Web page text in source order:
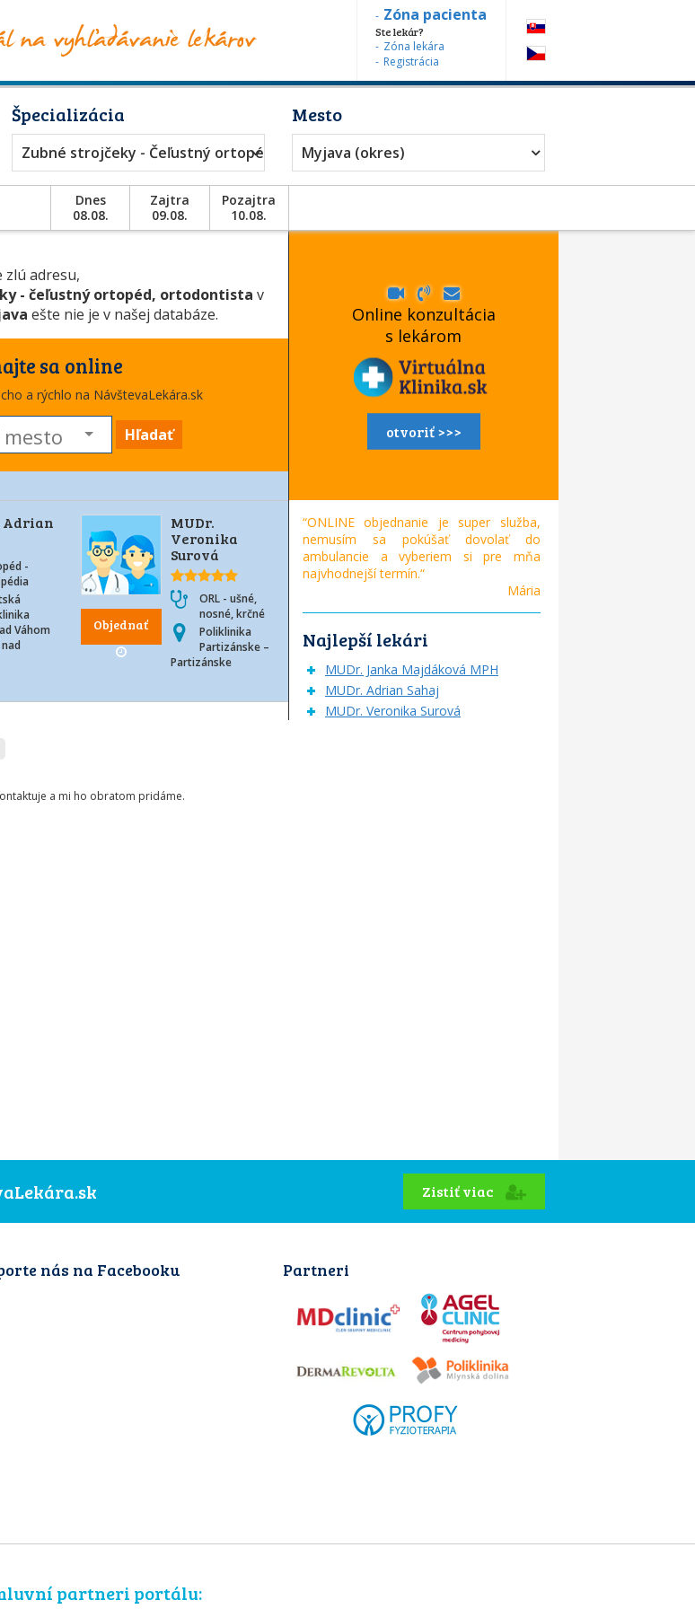
Zóna pacienta
Ste lekár?
Zóna lekára
Registrácia
Špecializácia
Zubné strojčeky - Čeľustný ortopéd, Ortodontista
Mesto
Myjava (okres)
Dnes
08.08.
Zajtra
09.08.
Pozajtra
10.08.
zlú adresu,
- čeľustný ortopéd, ortodontista v
ešte nie je v našej databáze.
sa online
a rýchlo na NávštevaLekára.sk
Hľadať
-
Váhom
Objednať
MUDr.
Veronika
Surová
ORL - ušné,
nosné, krčné
Poliklinika
Partizánske –
Partizánske
a mi ho obratom pridáme.
Online konzultácia
s lekárom
otvoriť >>>
“ONLINE objednanie je super služba,
nemusím sa pokúšať dovolať do
ambulancie a vyberiem si pre mňa
najvhodnejší termín.“
Mária
Najlepší lekári
MUDr. Janka Majdáková MPH
MUDr. Adrian Sahaj
MUDr. Veronika Surová
Zistiť viac
nás na Facebooku Partneri
partneri portálu: